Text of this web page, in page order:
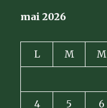
mai 2026
L M M
4 5 6